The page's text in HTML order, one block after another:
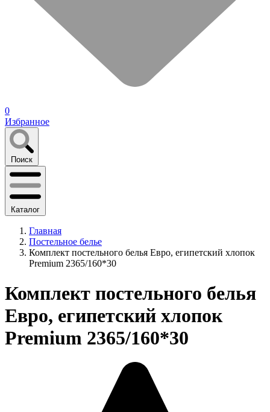
0
Избранное
Поиск
Каталог
Главная
Постельное белье
Комплект постельного белья Евро, египетский хлопок
Premium 2365/160*30
Комплект постельного белья
Евро, египетский хлопок
Premium 2365/160*30